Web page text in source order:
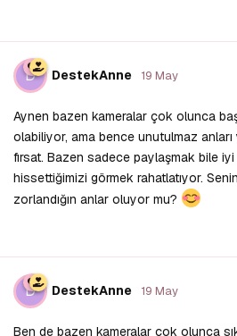
D DestekAnne 19 May
Aynen bazen kameralar çok olunca
olabiliyor, ama bence unutulmaz
fırsat. Bazen sadece paylaşmak bile iyi
hissettiğimizi görmek rahatlatıyor.
zorlandığın anlar oluyor mu?
D DestekAnne 19 May
Ben de bazen kameralar çok olunca